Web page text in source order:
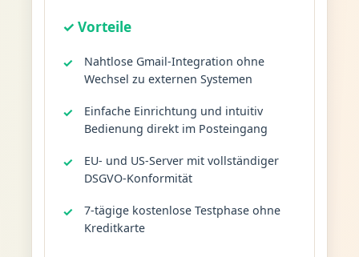
✓ Vorteile
Nahtlose Gmail-Integration ohne
Wechsel zu externen Systemen
Einfache Einrichtung und intuitiv
Bedienung direkt im Posteingang
EU- und US-Server mit vollständiger
DSGVO-Konformität
7-tägige kostenlose Testphase ohne
Kreditkarte